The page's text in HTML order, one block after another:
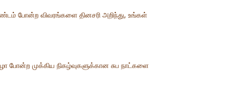
போன்ற விவரங்களை தினசரி அறிந்து, உங்கள்
போன்ற முக்கிய நிகழ்வுகளுக்கான சுப நாட்களை